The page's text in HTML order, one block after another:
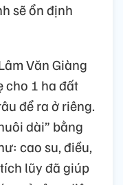
sẽ ổn định
Văn Giàng
cho 1 ha đất
để ra ở riêng.
dài” bằng
cao su, điều,
lũy đã giúp